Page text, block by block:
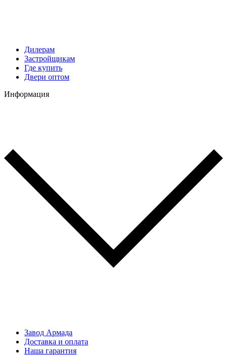
Дилерам
Застройщикам
Где купить
Двери оптом
Информация
Завод Армада
Доставка и оплата
Наша гарантия